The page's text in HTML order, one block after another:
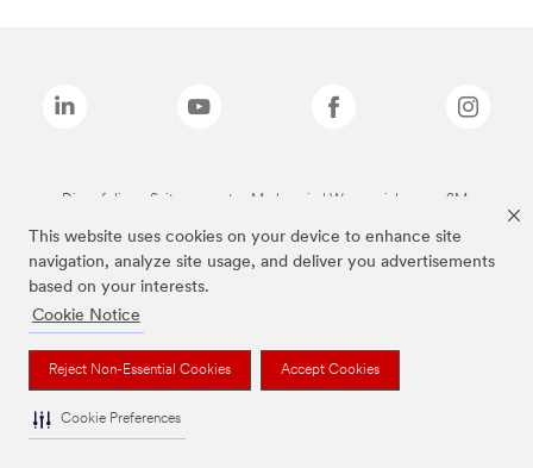
This website uses cookies on your device to enhance site
navigation, analyze site usage, and deliver you advertisements
based on your interests.
Cookie Notice
Reject Non-Essential Cookies Accept Cookies
Cookie Preferences
Die auf dieser Seite genannten Marken sind Warenzeichen von 3M.